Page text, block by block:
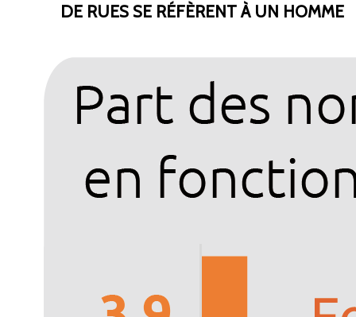
DE RUES SE RÉFÈRENT À UN HOMME